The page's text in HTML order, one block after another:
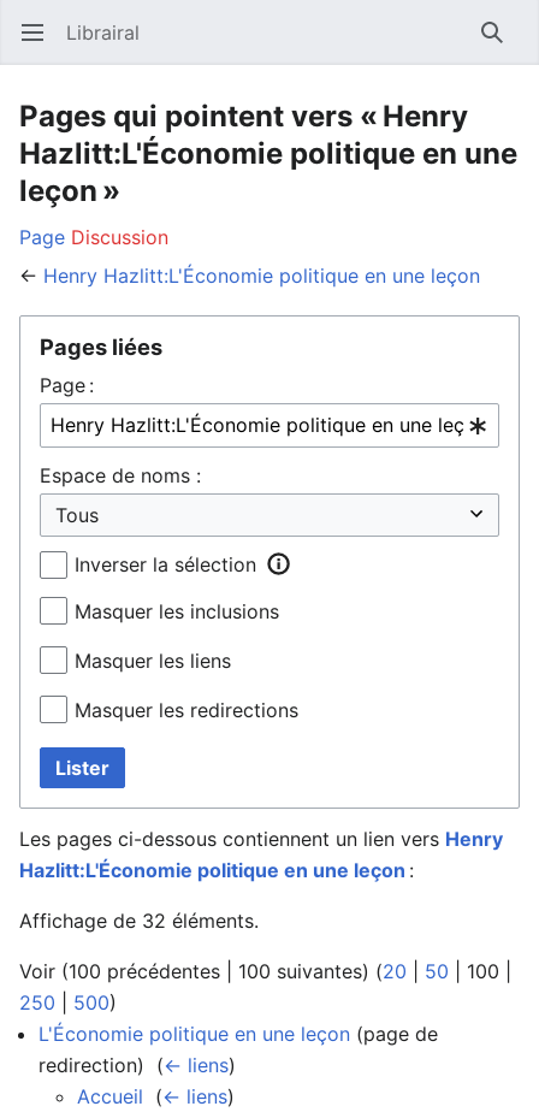
Ouvrir le menu principal Librairal
Pages qui pointent vers « Henry
Hazlitt:L'Économie politique en une
leçon »
Page Discussion
← Henry Hazlitt:L'Économie politique en une leçon
Pages liées
Page :
Espace de noms :
Inverser la sélection
Masquer les inclusions
Masquer les liens
Masquer les redirections
Lister
Les pages ci-dessous contiennent un lien vers Henry
Hazlitt:L'Économie politique en une leçon :
Affichage de 32 éléments.
Voir (100 précédentes 100 suivantes) (20 50 100
250
500)
L'Économie politique en une leçon (page de
redirection) ‎ (← liens)
Accueil (← liens)